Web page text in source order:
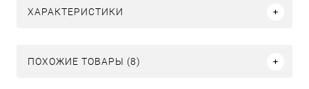
ХАРАКТЕРИСТИКИ
ПОХОЖИЕ ТОВАРЫ (8)